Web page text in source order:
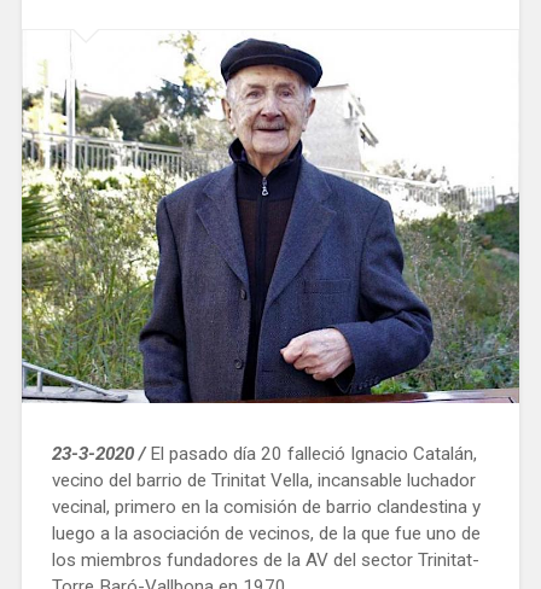
30%»
23-3-2020 /El pasado día 20 falleció Ignacio Catalán,
vecino del barrio de Trinitat Vella, incansable luchador
vecinal, primero en la comisión de barrio clandestina y
luego a la asociación de vecinos, de la que fue uno de
los miembros fundadores de la AV del sector Trinitat-